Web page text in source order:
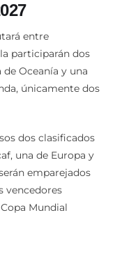
entre
participarán dos
de Oceanía y una
únicamente dos
dos clasificados
una de Europa y
emparejados
vencedores
Mundial